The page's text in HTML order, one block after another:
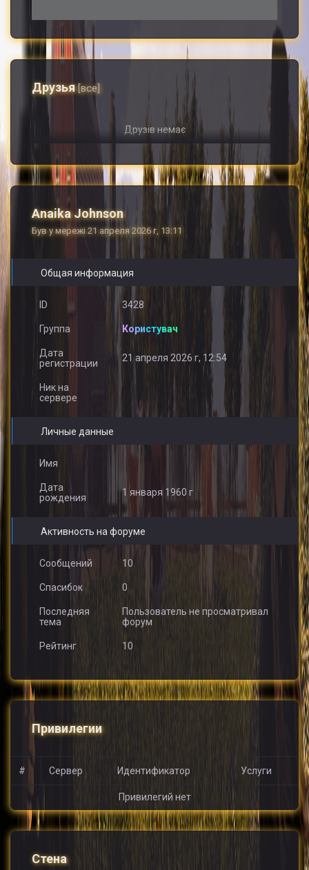
Друзья[все]
Друзів немає
Anaika Johnson
Був у мережі 21 апреля 2026 г, 13:11
Общая информация
ID 3428
Группа Користувач
Дата
регистрации
21 апреля 2026 г, 12:54
Ник на
сервере
Личные данные
Имя
Дата
рождения
1 января 1960 г
Активность на форуме
Сообщений 10
Спасибок 0
Последняя
тема
Пользователь не просматривал
форум
Рейтинг 10
Привилегии
# Сервер Идентификатор Услуги
Привилегий нет
Стена